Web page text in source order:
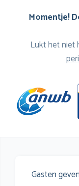
Momentje!
Lukt het niet
Gasten